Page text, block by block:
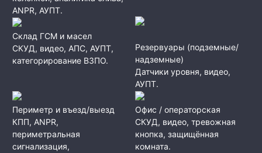
ANPR, АУПТ.
Склад ГСМ и масел
СКУД, видео, АПС, АУПТ,
категорирование ВЗПО.
Резервуары (подземные/
надземные)
Датчики уровня, видео,
АУПТ.
Периметр и въезд/выезд
КПП, ANPR,
периметральная
сигнализация,
Офис / операторская
СКУД, видео, тревожная
кнопка, защищённая
комната.